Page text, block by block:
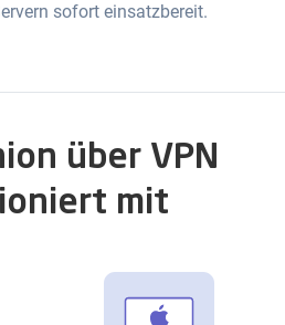
sofort einsatzbereit.
über VPN
mit